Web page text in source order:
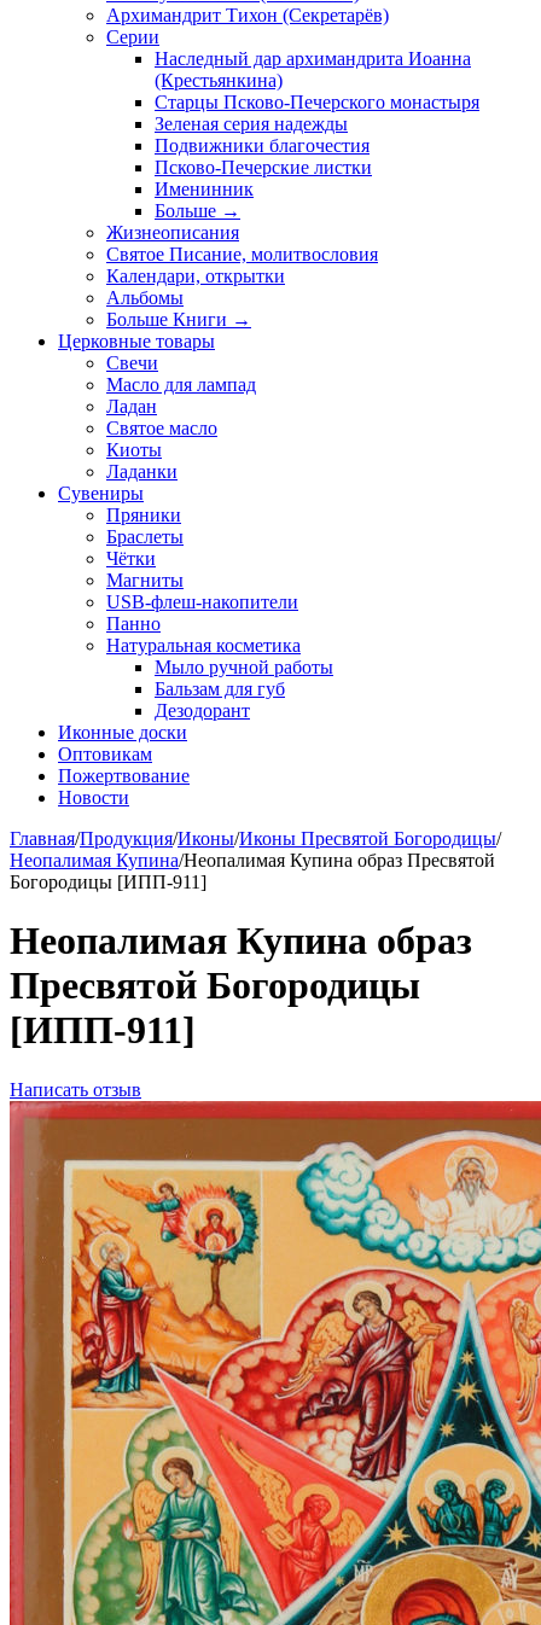
Архимандрит Тихон (Секретарёв)
Серии
Наследный дар архимандрита Иоанна
(Крестьянкина)
Старцы Псково-Печерского монастыря
Зеленая серия надежды
Подвижники благочестия
Псково-Печерские листки
Именинник
Больше →
Жизнеописания
Святое Писание, молитвословия
Календари, открытки
Альбомы
Больше Книги →
Церковные товары
Свечи
Масло для лампад
Ладан
Святое масло
Киоты
Ладанки
Сувениры
Пряники
Браслеты
Чётки
Магниты
USB-флеш-накопители
Панно
Натуральная косметика
Мыло ручной работы
Бальзам для губ
Дезодорант
Иконные доски
Оптовикам
Пожертвование
Новости
Главная/Продукция/Иконы/Иконы Пресвятой Богородицы/
Неопалимая Купина/Неопалимая Купина образ Пресвятой
Богородицы [ИПП-911]
Неопалимая Купина образ
Пресвятой Богородицы
[ИПП-911]
Написать отзыв